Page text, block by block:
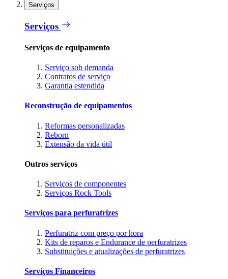
Serviços
Serviços
Serviços de equipamento
Serviço sob demanda
Contratos de serviço
Garantia estendida
Reconstrução de equipamentos
Reformas personalizadas
Reborn
Extensão da vida útil
Outros serviços
Serviços de componentes
Serviços Rock Tools
Serviços para perfuratrizes
Perfuratriz com preço por hora
Kits de reparos e Endurance de perfuratrizes
Substituições e atualizações de perfuratrizes
Serviços Financeiros